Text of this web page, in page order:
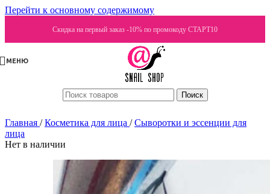
Перейти к основному содержимому
Скидка на первый заказ -10% по промокоду СТАРТ10
МЕНЮ
Поиск
Главная / Косметика для лица / Сыворотки и эссенции для
лица
Нет в наличии